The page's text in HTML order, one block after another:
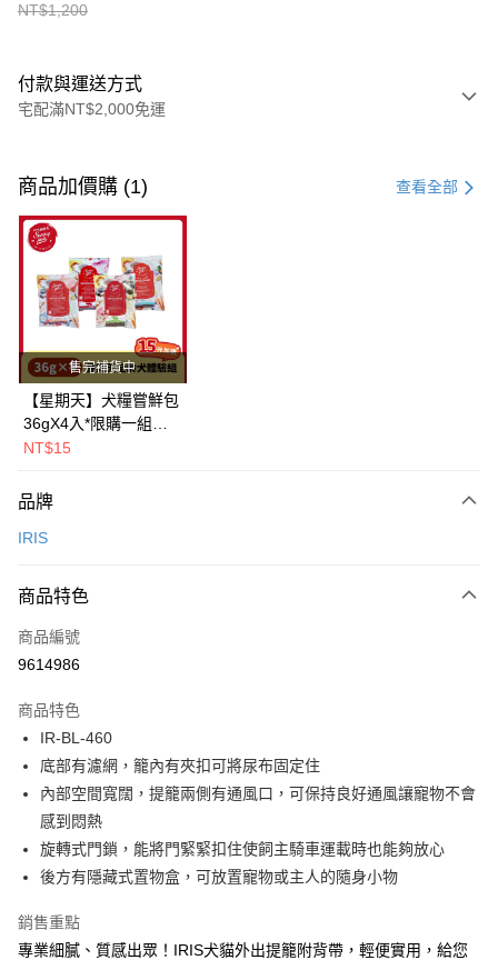
NT$1,200
付款與運送方式
宅配滿NT$2,000免運
信用卡一次付款
LINE Pay
Apple Pay
街口支付
悠遊付
Google Pay
全盈+PAY
相關說明
AFTEE先享後付是「在收到商品之後才付款」的支付方式。 讓您購物簡單
１．簡單：不需註冊會員、不需綁卡、不需儲值。
２．便利：只要手機號碼，簡訊認證，即可結帳。
【「AFTEE先享後付」結帳流程】
結帳頁面，進行簡訊認證並確認金額後，即可完成結帳。
３．收到繳費通知簡訊後14天內，點擊此簡訊中的連結，可透過四大超商／
ATM／網路銀行／等多元方式進行付款，方視為交易完成。
※ 請注意：結帳手續完成當下不需立刻繳費，但若您需要取消訂單，請聯絡
購買商品的店家。未經商家同意取消之訂單仍視為有效，需透過AFTEE先享
後付繳納相關費用。
※ 交易是否成功請以「AFTEE先享後付 」之結帳頁面顯示為準，若有關於
客戶支援中心」https://netprotections.freshdesk.com/support/home
【注意事項】
１．透過由恩沛科技股份有限公司提供之「AFTEE先享後付」服務完成之交
ATM付款
運送方式
一般宅配
每筆NT$100，滿NT$2,000(含以上)免運費
大型貨運
每筆NT$300
宅配-離島
每筆NT$180
商品加價購 (1) 查看全部
售完補貨中
【星期天】犬糧嘗鮮包
36gX4入*限購一組｜
鱈+鮭+牛+羊（效期
NT$15
品牌
IRIS
商品特色
商品編號
9614986
商品特色
IR-BL-460
底部有濾網，籠內有夾扣可將尿布固定住
內部空間寬闊，提籠兩側有通風口，可保持良好通風讓寵物不會
感到悶熱
旋轉式門鎖，能將門緊緊扣住使飼主騎車運載時也能夠放心
後方有隱藏式置物盒，可放置寵物或主人的隨身小物
銷售重點
專業細膩、質感出眾！IRIS犬貓外出提籠附背帶，輕便實用，給您